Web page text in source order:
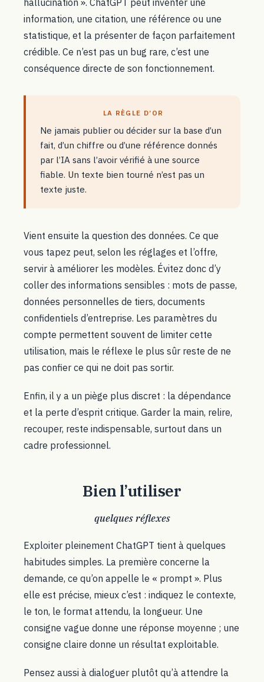
hallucination ». ChatGPT peut inventer une
information, une citation, une référence ou une
statistique, et la présenter de façon parfaitement
crédible. Ce n’est pas un bug rare, c’est une
conséquence directe de son fonctionnement.
LA RÈGLE D’OR
Ne jamais publier ou décider sur la base d’un
fait, d’un chiffre ou d’une référence donnés
par l’IA sans l’avoir vérifié à une source
fiable. Un texte bien tourné n’est pas un
texte juste.
Vient ensuite la question des données. Ce que
vous tapez peut, selon les réglages et l’offre,
servir à améliorer les modèles. Évitez donc d’y
coller des informations sensibles : mots de passe,
données personnelles de tiers, documents
confidentiels d’entreprise. Les paramètres du
compte permettent souvent de limiter cette
utilisation, mais le réflexe le plus sûr reste de ne
pas confier ce qui ne doit pas sortir.
Enfin, il y a un piège plus discret : la dépendance
et la perte d’esprit critique. Garder la main, relire,
recouper, reste indispensable, surtout dans un
cadre professionnel.
Bien l’utiliser
quelques réflexes
Exploiter pleinement ChatGPT tient à quelques
habitudes simples. La première concerne la
demande, ce qu’on appelle le « prompt ». Plus
elle est précise, mieux c’est : indiquez le contexte,
le ton, le format attendu, la longueur. Une
consigne vague donne une réponse moyenne ; une
consigne claire donne un résultat exploitable.
Pensez aussi à dialoguer plutôt qu’à attendre la